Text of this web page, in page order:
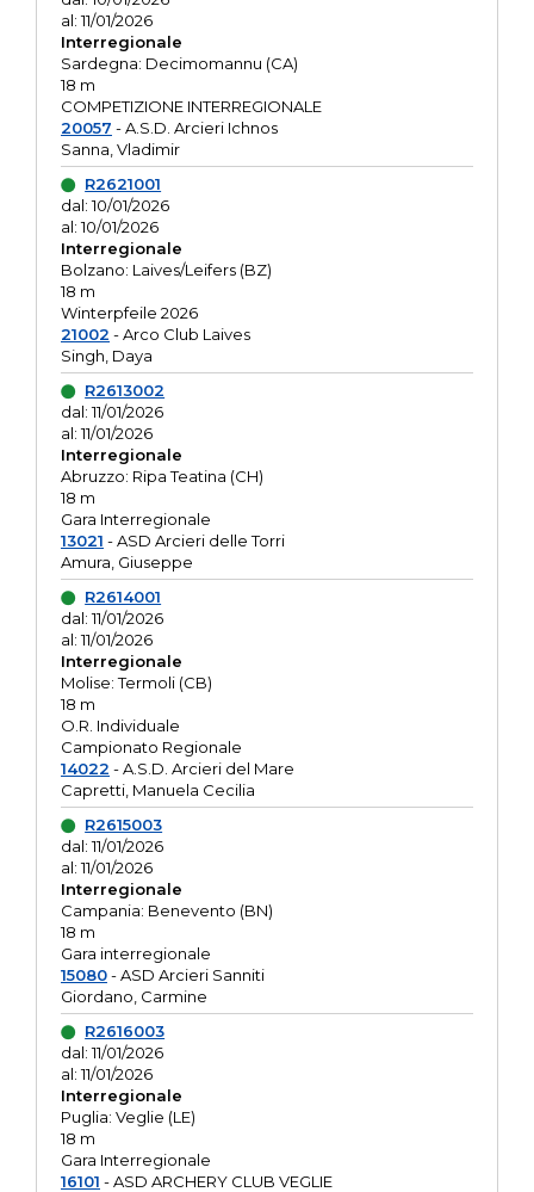
al: 11/01/2026
Interregionale
Sardegna: Decimomannu (CA)
18 m
COMPETIZIONE INTERREGIONALE
20057 - A.S.D. Arcieri Ichnos
Sanna, Vladimir
R2621001
dal: 10/01/2026
al: 10/01/2026
Interregionale
Bolzano: Laives/Leifers (BZ)
18 m
Winterpfeile 2026
21002 - Arco Club Laives
Singh, Daya
R2613002
dal: 11/01/2026
al: 11/01/2026
Interregionale
Abruzzo: Ripa Teatina (CH)
18 m
Gara Interregionale
13021 - ASD Arcieri delle Torri
Amura, Giuseppe
R2614001
dal: 11/01/2026
al: 11/01/2026
Interregionale
Molise: Termoli (CB)
18 m
O.R. Individuale
Campionato Regionale
14022 - A.S.D. Arcieri del Mare
Capretti, Manuela Cecilia
R2615003
dal: 11/01/2026
al: 11/01/2026
Interregionale
Campania: Benevento (BN)
18 m
Gara interregionale
15080- ASD Arcieri Sanniti
Giordano, Carmine
R2616003
dal: 11/01/2026
al: 11/01/2026
Interregionale
Puglia: Veglie (LE)
18 m
Gara Interregionale
16101 - ASD ARCHERY CLUB VEGLIE